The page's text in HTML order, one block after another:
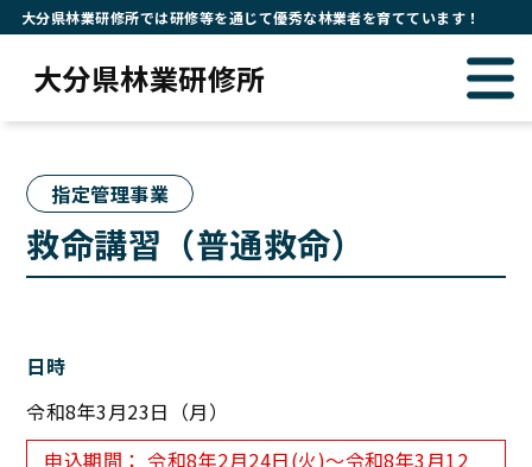
大分県林業研修所では研修等を通じて優秀な林業者を育てています！
大分県林業研修所
指定管理事業
救命講習（普通救命）
日時
令和8年3月23日（月）
申込期間： 令和8年2月24日(火)〜令和8年3月12